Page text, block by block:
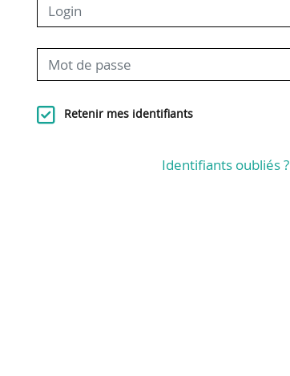
Retenir mes identifiants
Identifiants oubliés ?